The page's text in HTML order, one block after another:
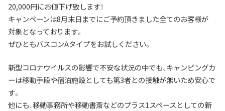
20,000円にお値下げ致します！
キャンペーンは8月末日までにご予約頂きました全てのお客様が
対象となっております。
ぜひともバスコンAタイプをお試しください。
新型コロナウイルスの影響で不安な状況の中でも、キャンピングカ
ーは移動手段や宿泊施設としても第3者との接触が無いため安心で
す。
他にも、移動事務所や移動書斎などのプラス1スペースとしての新